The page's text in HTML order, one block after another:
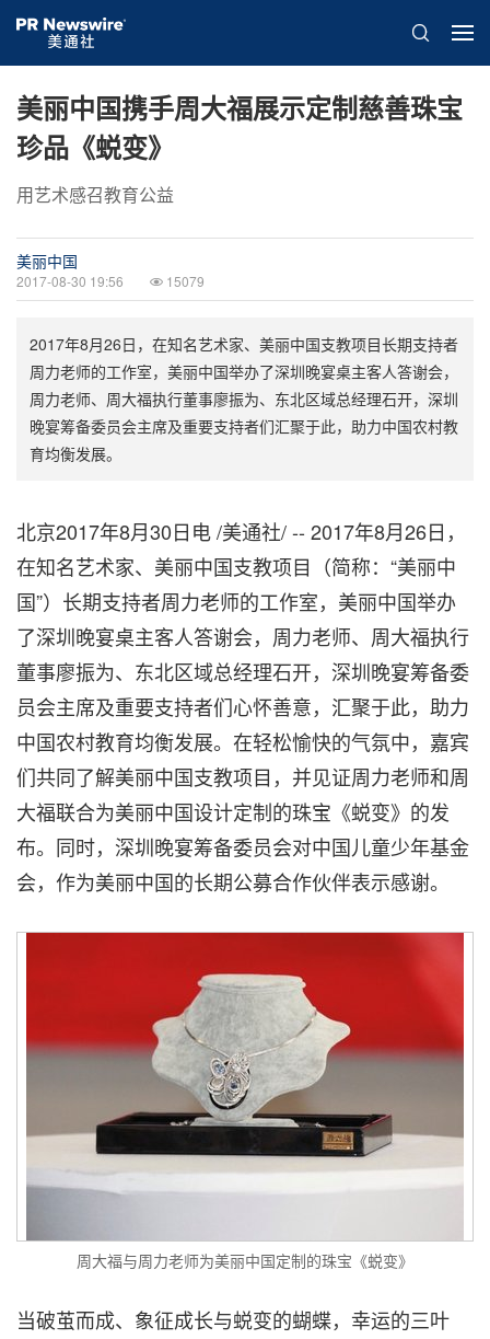
美丽中国携手周大福展示定制慈善珠宝
珍品《蜕变》
用艺术感召教育公益
美丽中国
2017-08-30 19:56 15079
2017年8月26日，在知名艺术家、美丽中国支教项目长期支持者
周力老师的工作室，美丽中国举办了深圳晚宴桌主客人答谢会，
周力老师、周大福执行董事廖振为、东北区域总经理石开，深圳
晚宴筹备委员会主席及重要支持者们汇聚于此，助力中国农村教
育均衡发展。
北京2017年8月30日电 /美通社/ -- 2017年8月26日，
在知名艺术家、美丽中国支教项目（简称：“美丽中
国”）长期支持者周力老师的工作室，美丽中国举办
了深圳晚宴桌主客人答谢会，周力老师、周大福执行
董事廖振为、东北区域总经理石开，深圳晚宴筹备委
员会主席及重要支持者们心怀善意，汇聚于此，助力
中国农村教育均衡发展。在轻松愉快的气氛中，嘉宾
们共同了解美丽中国支教项目，并见证周力老师和周
大福联合为美丽中国设计定制的珠宝《蜕变》的发
布。同时，深圳晚宴筹备委员会对中国儿童少年基金
会，作为美丽中国的长期公募合作伙伴表示感谢。
周大福与周力老师为美丽中国定制的珠宝《蜕变》
当破茧而成、象征成长与蜕变的蝴蝶，幸运的三叶